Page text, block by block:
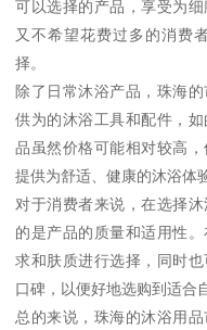
可以选择的产品，享受为
又不希望花费过多的消费
择。
除了日常沐浴产品，珠海
供为的沐浴工具和配件，
品虽然价格可能相对较高
提供为舒适、健康的沐浴体
对于消费者来说，在选择
的是产品的质量和适用性
求和肤质进行选择，同时
口碑，以便好地选购到适合
总的来说，珠海的沐浴用